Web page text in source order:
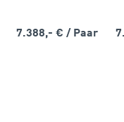
7.388,- €/ Paar